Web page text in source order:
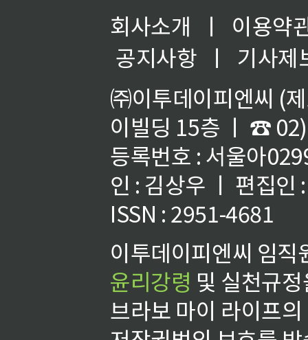
회사소개 ㅣ
이용약
공지사항
ㅣ
기사제
㈜이투데이피엔씨 (
이빌딩 15층 ㅣ ☎
등록번호 : 서울아
인 : 김상우 ㅣ 편집인
ISSN : 2951-4681
이투데이피엔씨 임
윤리강령 및 실천규
브라보 마이 라이프